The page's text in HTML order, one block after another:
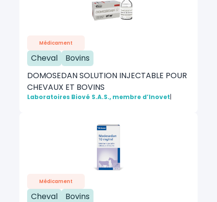
Médicament
Cheval
Bovins
DOMOSEDAN SOLUTION INJECTABLE POUR
CHEVAUX ET BOVINS
Laboratoires Biové S.A.S., membre d’Inovet|
Médicament
Cheval
Bovins